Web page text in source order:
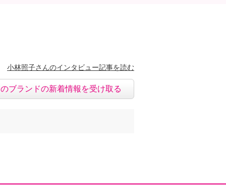
小林照子さんのインタビュー記事を読む
ブランドの新着情報を受け取る